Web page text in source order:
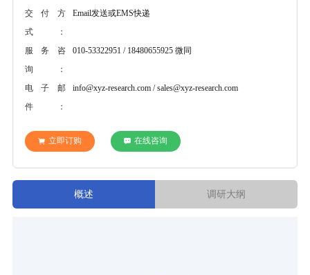
交付方
式：
Email发送或EMS快递
服务咨
询：
010-53322951 / 18480655925 微同
电子邮
件：
info@xyz-research.com / sales@xyz-research.com
立即订购 在线咨询
概述 调研大纲